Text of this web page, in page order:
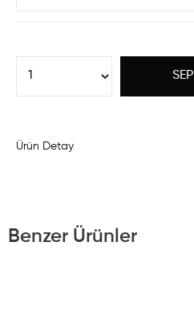
Ürün Detay
Benzer Ürünler